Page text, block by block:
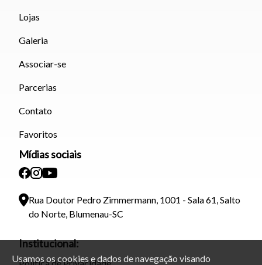
Usamos os cookies e dados de navegação visando
Lojas
Galeria
Associar-se
Parcerias
Contato
Favoritos
Mídias sociais
Rua Doutor Pedro Zimmermann, 1001 - Sala 61, Salto
do Norte, Blumenau-SC
Institucional: